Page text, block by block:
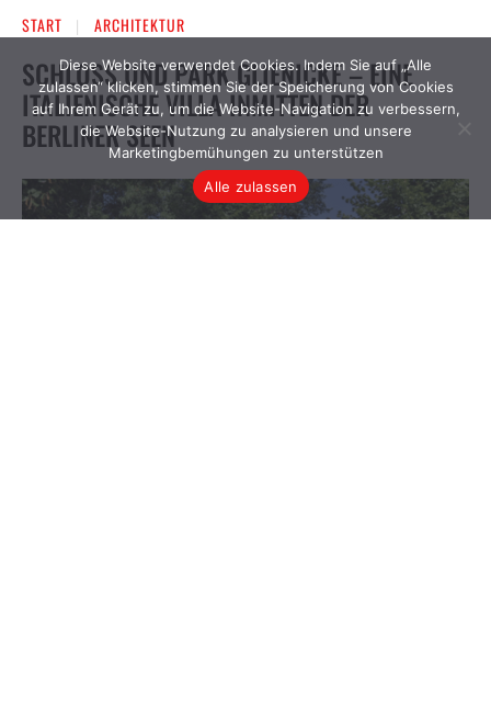
Diese Website verwendet Cookies. Indem Sie auf „Alle
zulassen“ klicken, stimmen Sie der Speicherung von Cookies
auf Ihrem Gerät zu, um die Website-Navigation zu verbessern,
die Website-Nutzung zu analysieren und unsere
Marketingbemühungen zu unterstützen
Alle zulassen